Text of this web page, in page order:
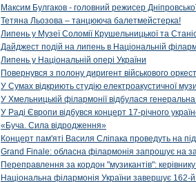
Максим Булгаков - головний режисер
Тетяна Льозова – танцююча балетмейстерка!
Липень у Музеї Соломії Крушельницької та
Дайджест подій на липень в Національній
Липень у Національній опері України
Повернувся з полону диригент військового
У Сумах відкриють студію електроакустичної
У Хмельницькій філармонії відбулася
У Раді Європи відбувся концерт 17-річного
«Буча. Сила відродження»
Концерт пам'яті Василя Сліпака проведуть на
Grand Finale: обласна філармонія запрошує на
Переправлення за кордон "музикантів":
Національна філармонія України завершує 162-